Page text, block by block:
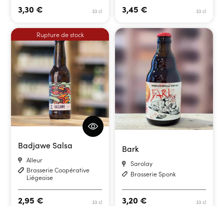
33 cl
3,30€ 33 cl
3,45 €
Rupture de stock
Badjawe Salsa
Alleur
Brasserie Coopérative
Liégeoise
33 cl
2,95€
Bark
Sarolay
Brasserie Sponk
33 cl
3,20 €